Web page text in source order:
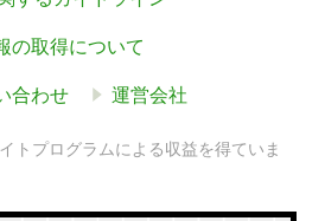
の取得について
合わせ 運営会社
トプログラムによる収益を得ていま